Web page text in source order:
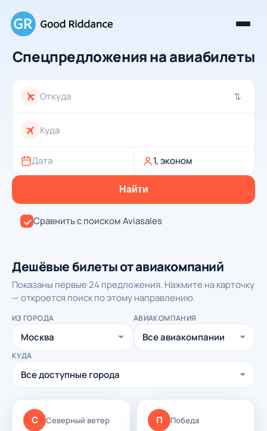
Спецпредложения на авиабилеты
⇄
Дата 1, эконом
Найти
Сравнить с поиском Aviasales
Дешёвые билеты от авиакомпаний
Показаны первые 24 предложения. Нажмите на карточку
— откроется поиск по этому направлению.
ИЗ ГОРОДА АВИАКОМПАНИЯ
КУДА
С Северный ветер П Победа